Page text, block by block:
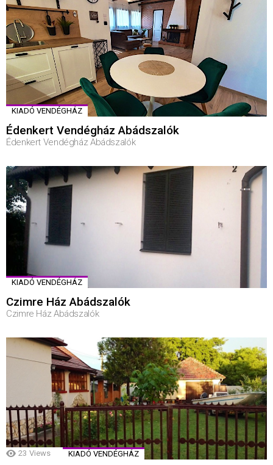
KIADÓ VENDÉGHÁZ
Édenkert Vendégház Abádszalók
Édenkert Vendégház Abádszalók
KIADÓ VENDÉGHÁZ
Czimre Ház Abádszalók
Czimre Ház Abádszalók
23 Views KIADÓ VENDÉGHÁZ